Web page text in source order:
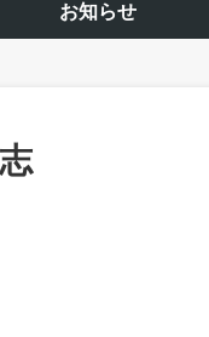
お知らせ